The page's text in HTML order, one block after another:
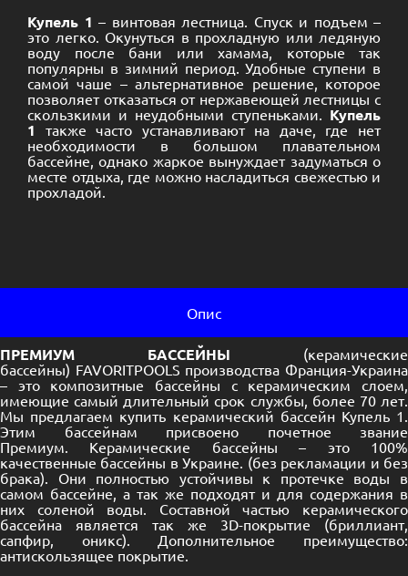
Купель 1 – винтовая лестница. Спуск и подъем –
это легко. Окунуться в прохладную или ледяную
воду после бани или хамама, которые так
популярны в зимний период. Удобные ступени в
самой чаше – альтернативное решение, которое
позволяет отказаться от нержавеющей лестницы с
скользкими и неудобными ступеньками. Купель
1 также часто устанавливают на даче, где нет
необходимости в большом плавательном
бассейне, однако жаркое вынуждает задуматься о
месте отдыха, где можно насладиться свежестью и
прохладой.
Опис
ПРЕМИУМ БАССЕЙНЫ (керамические
бассейны) FAVORITPOOLS производства Франция-Украина
– это композитные бассейны с керамическим слоем,
имеющие самый длительный срок службы, более 70 лет.
Мы предлагаем купить керамический бассейн Купель 1.
Этим бассейнам присвоено почетное звание
Премиум. Керамические бассейны – это 100%
качественные бассейны в Украине. (без рекламации и без
брака). Они полностью устойчивы к протечке воды в
самом бассейне, а так же подходят и для содержания в
них соленой воды. Составной частью керамического
бассейна является так же 3D-покрытие (бриллиант,
сапфир, оникс). Дополнительное преимущество:
антискользящее покрытие.